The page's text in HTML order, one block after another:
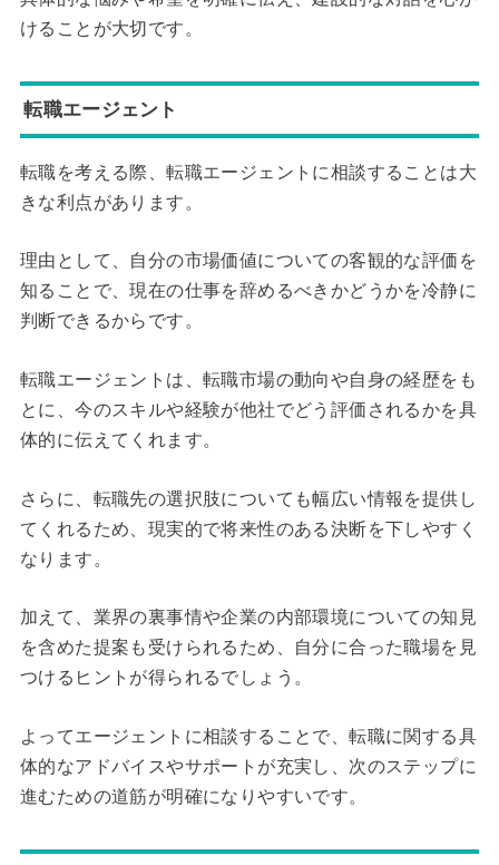
けることが大切です。
転職エージェント
転職を考える際、転職エージェントに相談することは大
きな利点があります。
理由として、自分の市場価値についての客観的な評価を
知ることで、現在の仕事を辞めるべきかどうかを冷静に
判断できるからです。
転職エージェントは、転職市場の動向や自身の経歴をも
とに、今のスキルや経験が他社でどう評価されるかを具
体的に伝えてくれます。
さらに、転職先の選択肢についても幅広い情報を提供し
てくれるため、現実的で将来性のある決断を下しやすく
なります。
加えて、業界の裏事情や企業の内部環境についての知見
を含めた提案も受けられるため、自分に合った職場を見
つけるヒントが得られるでしょう。
よってエージェントに相談することで、転職に関する具
体的なアドバイスやサポートが充実し、次のステップに
進むための道筋が明確になりやすいです。